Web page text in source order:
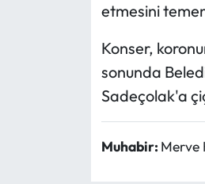
etmesini
Konser,
sonunda
Sadeçolak'a
Muhabir: Merve